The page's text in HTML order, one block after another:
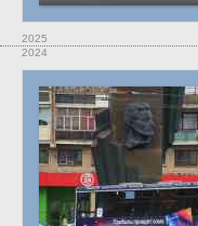
2025
2024